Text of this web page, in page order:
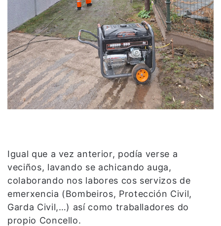
Igual que a vez anterior, podía verse a
veciños, lavando se achicando auga,
colaborando nos labores cos servizos de
emerxencia (Bombeiros, Protección Civil,
Garda Civil,…) así como traballadores do
propio Concello.